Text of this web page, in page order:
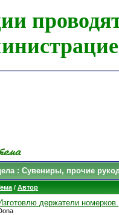
: Сувениры, прочие
/ Автор
держатели номерков.